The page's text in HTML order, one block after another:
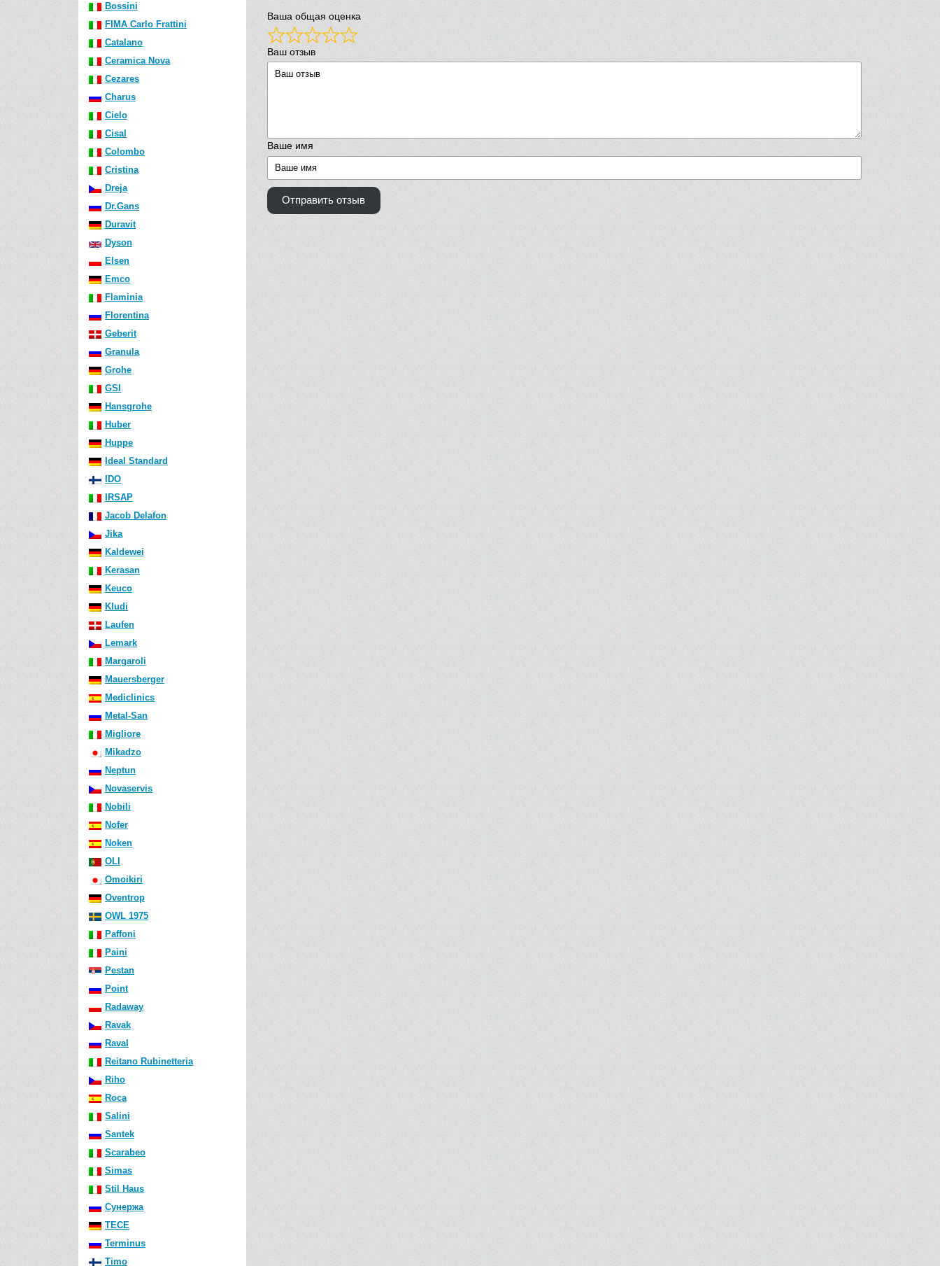
Bossini
FIMA Carlo Frattini
Catalano
Ceramica Nova
Cezares
Charus
Cielo
Cisal
Colombo
Cristina
Dreja
Dr.Gans
Duravit
Dyson
Elsen
Emco
Flaminia
Florentina
Geberit
Granula
Grohe
GSI
Hansgrohe
Huber
Huppe
Ideal Standard
IDO
IRSAP
Jacob Delafon
Jika
Kaldewei
Kerasan
Keuco
Kludi
Laufen
Lemark
Margaroli
Mauersberger
Mediclinics
Metal-San
Migliore
Mikadzo
Neptun
Novaservis
Nobili
Nofer
Noken
OLI
Omoikiri
Oventrop
OWL 1975
Paffoni
Paini
Pestan
Point
Radaway
Ravak
Raval
Reitano Rubinetteria
Riho
Roca
Salini
Santek
Scarabeo
Simas
Stil Haus
Сунержа
TECE
Terminus
Timo
Ваша общая оценка
Ваш отзыв
Ваше имя
Отправить отзыв